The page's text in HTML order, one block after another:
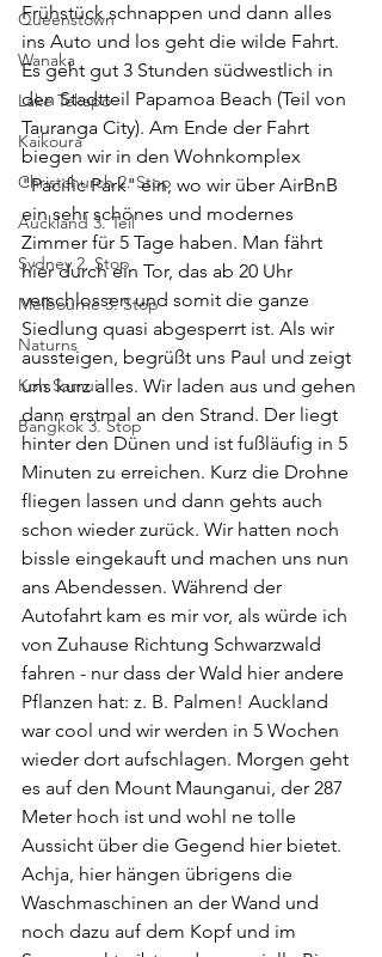
Queenstown
Wanaka
Lake Tekapo
Kaikoura
Christchurch 2. Stop
Auckland 3. Teil
Sydney 2. Stop
Melbourne 3. Stop
Naturns
Koh Samui
Bangkok 3. Stop
Frühstück schnappen und dann alles
ins Auto und los geht die wilde Fahrt.
Es geht gut 3 Stunden südwestlich in
den Stadtteil Papamoa Beach (Teil von
Tauranga City). Am Ende der Fahrt
biegen wir in den Wohnkomplex
"Pacific Park" ein, wo wir über AirBnB
ein sehr schönes und modernes
Zimmer für 5 Tage haben. Man fährt
hier durch ein Tor, das ab 20 Uhr
verschlossen und somit die ganze
Siedlung quasi abgesperrt ist. Als wir
aussteigen, begrüßt uns Paul und zeigt
uns kurz alles. Wir laden aus und gehen
dann erstmal an den Strand. Der liegt
hinter den Dünen und ist fußläufig in 5
Minuten zu erreichen. Kurz die Drohne
fliegen lassen und dann gehts auch
schon wieder zurück. Wir hatten noch
bissle eingekauft und machen uns nun
ans Abendessen. Während der
Autofahrt kam es mir vor, als würde ich
von Zuhause Richtung Schwarzwald
fahren - nur dass der Wald hier andere
Pflanzen hat: z. B. Palmen! Auckland
war cool und wir werden in 5 Wochen
wieder dort aufschlagen. Morgen geht
es auf den Mount Maunganui, der 287
Meter hoch ist und wohl ne tolle
Aussicht über die Gegend hier bietet.
Achja, hier hängen übrigens die
Waschmaschinen an der Wand und
noch dazu auf dem Kopf und im